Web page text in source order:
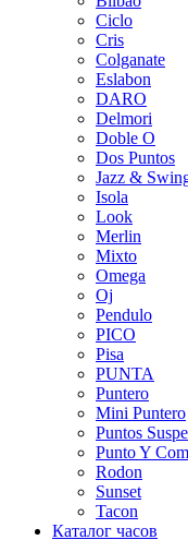
Ciclo
Cris
Colganate
Eslabon
DARO
Delmori
Doble O
Dos Puntos
Jazz &
Isola
Look
Merlin
Mixto
Omega
Oj
Pendulo
PICO
Pisa
PUNTA
Puntero
Mini Puntero
Puntos
Punto Y
Rodon
Sunset
Tacon
Каталог часов